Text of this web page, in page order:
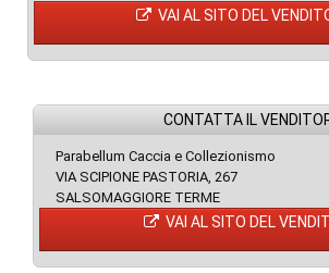
VAI AL SITO DEL
CONTATTA IL
Parabellum Caccia e Collezionismo
VIA SCIPIONE PASTORIA, 267
SALSOMAGGIORE TERME
VAI AL SITO DEL